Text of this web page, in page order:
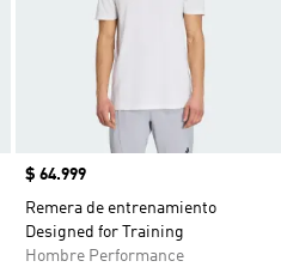
Precio
$ 64.999
Remera de entrenamiento
Designed for Training
Hombre Performance